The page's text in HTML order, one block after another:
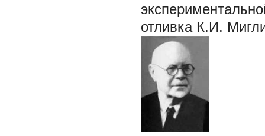
отливка К.И.